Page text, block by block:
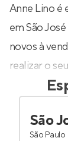
Anne Lino é
em São
novos à
realizar o
São
São Paulo